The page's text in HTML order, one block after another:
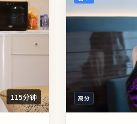
115分钟 高分